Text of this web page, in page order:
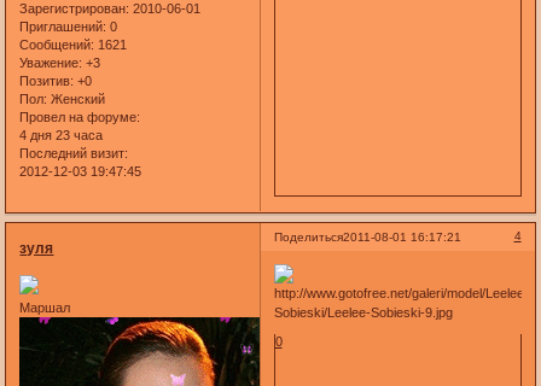
Зарегистрирован: 2010-06-01
Приглашений: 0
Сообщений: 1621
Уважение: +3
Позитив: +0
Пол: Женский
Провел на форуме:
4 дня 23 часа
Последний визит:
2012-12-03 19:47:45
Поделиться 4
2011-08-01 16:17:21
зуля
Маршал
0